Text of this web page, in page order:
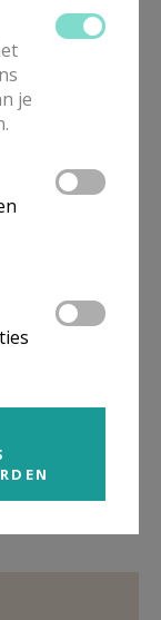
gebleven.'
antwoorden
zijn
antwoord op
vormen
van Otten
en ziel
in Den
het
je